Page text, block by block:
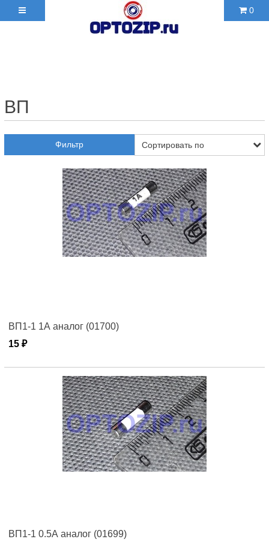
0
ВП
Фильтр
ВП1-1 1А аналог (01700)
15 ₽
ВП1-1 0.5А аналог (01699)